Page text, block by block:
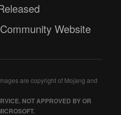
Website
are copyright of Mojang and
NOT APPROVED BY OR